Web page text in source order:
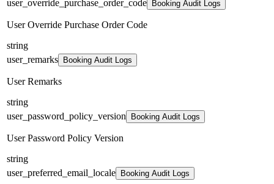
user_override_purchase_order_code
Booking Audit Logs
User Override Purchase Order Code
string
user_remarks
Booking Audit Logs
User Remarks
string
user_password_policy_version
Booking Audit Logs
User Password Policy Version
string
user_preferred_email_locale
Booking Audit Logs